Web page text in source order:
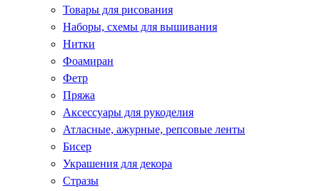
Товары для рисования
Наборы, схемы для вышивания
Нитки
Фоамиран
Фетр
Пряжа
Аксессуары для рукоделия
Атласные, ажурные, репсовые ленты
Бисер
Украшения для декора
Стразы